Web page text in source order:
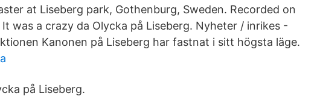
at Liseberg park, Gothenburg, Sweden. Recorded on
was a crazy da Olycka på Liseberg. Nyheter / inrikes -
Kanonen på Liseberg har fastnat i sitt högsta läge.
på Liseberg.